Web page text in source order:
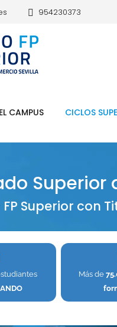
954230373
EL CAMPUS CICLOS
Superior
FP Superior con
Más de